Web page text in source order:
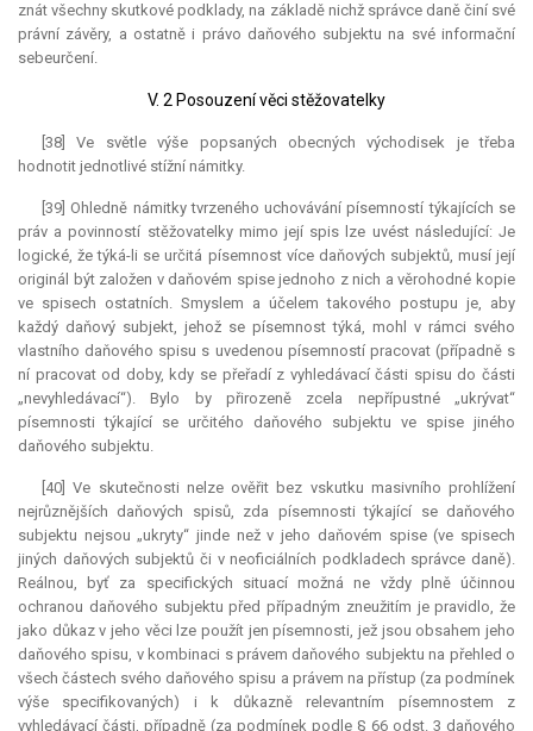
znát všechny skutkové podklady, na základě nichž správce daně činí své
právní závěry, a ostatně i právo daňového subjektu na své informační
sebeurčení.
V. 2 Posouzení věci stěžovatelky
[38] Ve světle výše popsaných obecných východisek je třeba
hodnotit jednotlivé stížní námitky.
[39] Ohledně námitky tvrzeného uchovávání písemností týkajících se
práv a povinností stěžovatelky mimo její spis lze uvést následující: Je
logické, že týká-li se určitá písemnost více daňových subjektů, musí její
originál být založen v daňovém spise jednoho z nich a věrohodné kopie
ve spisech ostatních. Smyslem a účelem takového postupu je, aby
každý daňový subjekt, jehož se písemnost týká, mohl v rámci svého
vlastního daňového spisu s uvedenou písemností pracovat (případně s
ní pracovat od doby, kdy se přeřadí z vyhledávací části spisu do části
„nevyhledávací“). Bylo by přirozeně zcela nepřípustné „ukrývat“
písemnosti týkající se určitého daňového subjektu ve spise jiného
daňového subjektu.
[40] Ve skutečnosti nelze ověřit bez vskutku masivního prohlížení
nejrůznějších daňových spisů, zda písemnosti týkající se daňového
subjektu nejsou „ukryty“ jinde než v jeho daňovém spise (ve spisech
jiných daňových subjektů či v neoficiálních podkladech správce daně).
Reálnou, byť za specifických situací možná ne vždy plně účinnou
ochranou daňového subjektu před případným zneužitím je pravidlo, že
jako důkaz v jeho věci lze použít jen písemnosti, jež jsou obsahem jeho
daňového spisu, v kombinaci s právem daňového subjektu na přehled o
všech částech svého daňového spisu a právem na přístup (za podmínek
výše specifikovaných) i k důkazně relevantním písemnostem z
vyhledávací části, případně (za podmínek podle § 66 odst. 3 daňového